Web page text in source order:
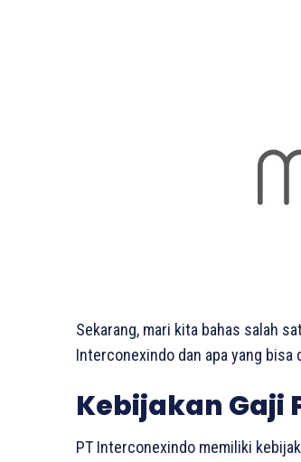
Sekarang, mari kita bahas salah
Interconexindo dan apa yang bisa
Kebijakan Gaji
PT Interconexindo memiliki